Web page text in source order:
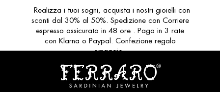
Realizza i tuoi sogni, acquista i nostri gioielli con
sconti dal 30% al 50%. Spedizione con Corriere
espresso assicurato in 48 ore . Paga in 3 rate
con Klarna o Paypal. Confezione regalo
omaggio